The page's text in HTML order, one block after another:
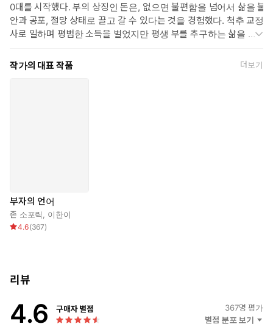
0대를 시작했다. 부의 상징인 돈은, 없으면 불편함을 넘어서 삶을 불
안과 공포, 절망 상태로 끌고 갈 수 있다는 것을 경험했다. 척추 교정
사로 일하며 평범한 소득을 벌었지만 평생 부를 추구하는 삶을 산 끝
믿음으로, 아들에게 부자가 되기 위한 지혜를 들려주기 위해 『부자
의 언어』를 썼다.
작가의 대표 작품 더보기
부자의 언어
존 소포릭 이한이
4.6(367)
리뷰
4.6 구매자 별점 367명 평가
별점 분포 보기